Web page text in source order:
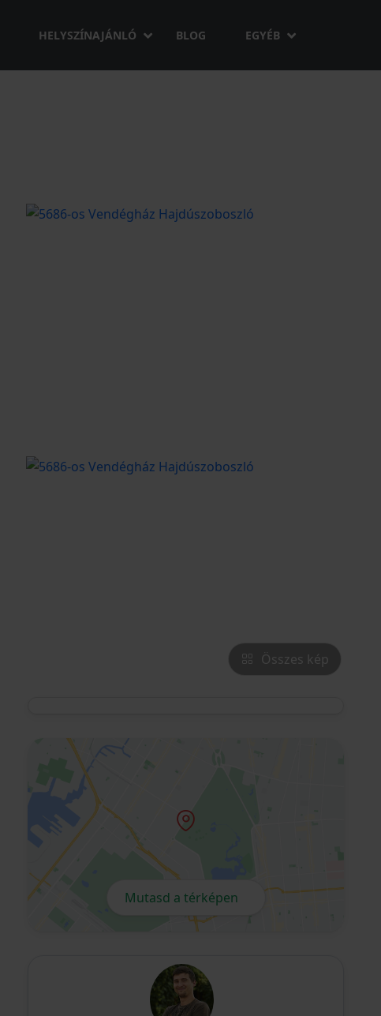
HELYSZÍNAJÁNLÓ BLOG EGYÉB
Összes kép
Mutasd a térképen